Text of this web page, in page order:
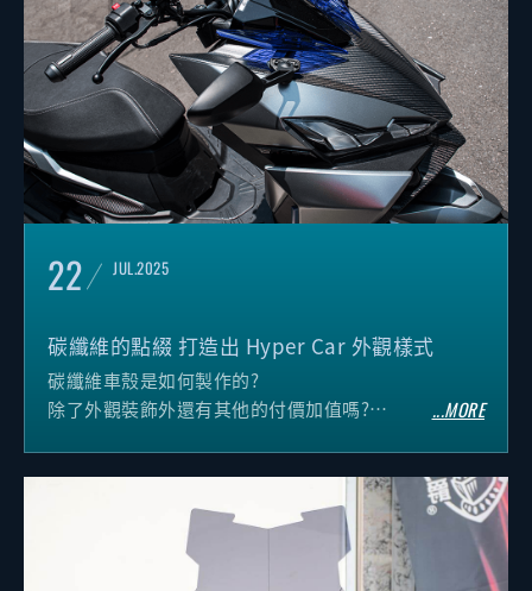
22 JUL.2025
碳纖維的點綴 打造出 Hyper Car 外觀樣式
碳纖維車殼是如何製作的?
除了外觀裝飾外還有其他的付價加值嗎?
...MORE